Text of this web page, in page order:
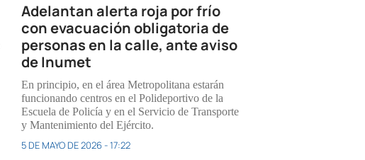
Adelantan alerta roja por frío
con evacuación obligatoria de
personas en la calle, ante aviso
de Inumet
En principio, en el área Metropolitana estarán
funcionando centros en el Polideportivo de la
Escuela de Policía y en el Servicio de Transporte
y Mantenimiento del Ejército.
5 DE MAYO DE 2026 - 17:22